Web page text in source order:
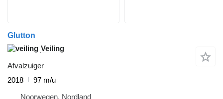
Glutton
Veiling
Afvalzuiger
2018
97 m/u
Noorwegen, Nordland